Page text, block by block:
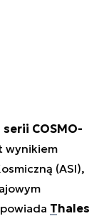
COSMO-
wynikiem
(ASI),
Thales